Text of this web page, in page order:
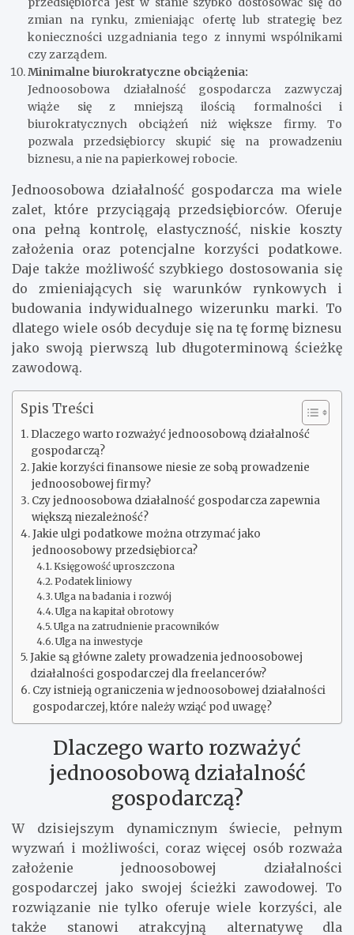
zmian na rynku, zmieniając ofertę lub strategię bez
konieczności uzgadniania tego z innymi wspólnikami
czy zarządem.
Minimalne biurokratyczne obciążenia:
Jednoosobowa działalność gospodarcza zazwyczaj
wiąże się z mniejszą ilością formalności i
biurokratycznych obciążeń niż większe firmy. To
pozwala przedsiębiorcy skupić się na prowadzeniu
biznesu, a nie na papierkowej robocie.
Jednoosobowa działalność gospodarcza ma wiele
zalet, które przyciągają przedsiębiorców. Oferuje
ona pełną kontrolę, elastyczność, niskie koszty
założenia oraz potencjalne korzyści podatkowe.
Daje także możliwość szybkiego dostosowania się
do zmieniających się warunków rynkowych i
budowania indywidualnego wizerunku marki. To
dlatego wiele osób decyduje się na tę formę biznesu
jako swoją pierwszą lub długoterminową ścieżkę
zawodową.
Spis Treści
Dlaczego warto rozważyć jednoosobową działalność
gospodarczą?
Jakie korzyści finansowe niesie ze sobą prowadzenie
jednoosobowej firmy?
Czy jednoosobowa działalność gospodarcza zapewnia
większą niezależność?
Jakie ulgi podatkowe można otrzymać jako
jednoosobowy przedsiębiorca?
Księgowość uproszczona
Podatek liniowy
Ulga na badania i rozwój
Ulga na kapitał obrotowy
Ulga na zatrudnienie pracowników
Ulga na inwestycje
Jakie są główne zalety prowadzenia jednoosobowej
działalności gospodarczej dla freelancerów?
Czy istnieją ograniczenia w jednoosobowej działalności
gospodarczej, które należy wziąć pod uwagę?
Dlaczego warto rozważyć
jednoosobową działalność
gospodarczą?
W dzisiejszym dynamicznym świecie, pełnym
wyzwań i możliwości, coraz więcej osób rozważa
założenie jednoosobowej działalności
gospodarczej jako swojej ścieżki zawodowej. To
rozwiązanie nie tylko oferuje wiele korzyści, ale
także stanowi atrakcyjną alternatywę dla